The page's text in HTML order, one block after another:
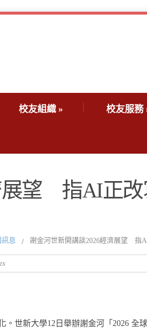
校友組織» 校友服務
展望 指AI正
訊息 / 謝金河世新開講談2026經濟展望 指
世新大學12日舉辦謝金河「2026 全